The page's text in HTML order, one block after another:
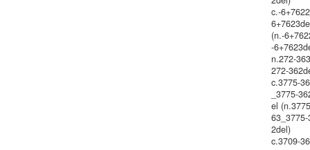
c.-
(n.-
-
n.272-
272-
c.3775-
_3775-
el
63_3775-
2del)
c.3709-